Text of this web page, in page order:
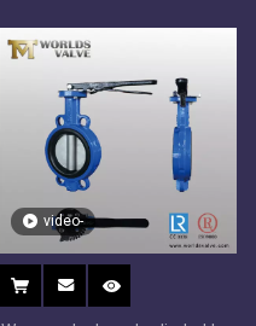
twee stuks schacht
video-